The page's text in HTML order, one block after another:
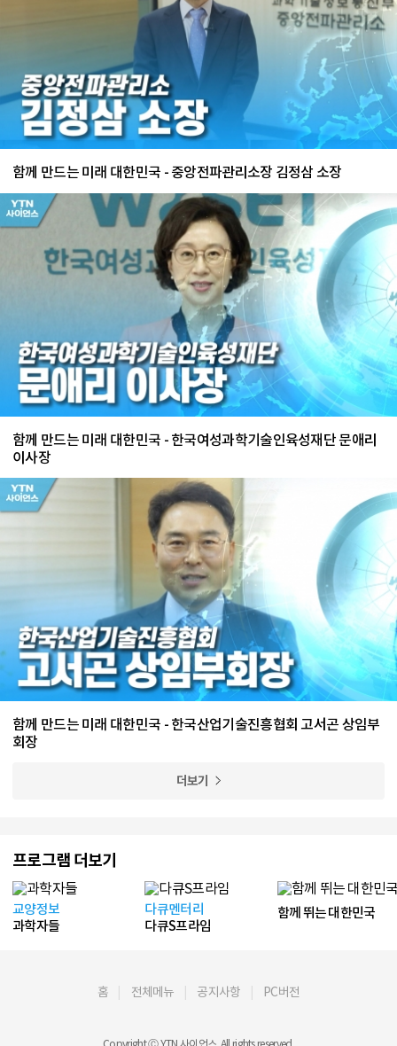
함께 만드는 미래 대한민국 - 중앙전파관리소장 김정삼 소장
함께 만드는 미래 대한민국 - 한국여성과학기술인육성재단 문애리
이사장
함께 만드는 미래 대한민국 - 한국산업기술진흥협회 고서곤 상임부
회장
더보기
프로그램 더보기
교양정보
과학자들
다큐멘터리
다큐S프라임
함께 뛰는 대한민국
홈 전체메뉴 공지사항 PC버전